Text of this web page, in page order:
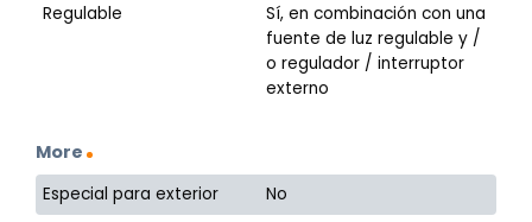
Regulable
Sí, en combinación con una
fuente de luz regulable y /
o regulador / interruptor
externo
More
Especial para exterior
No